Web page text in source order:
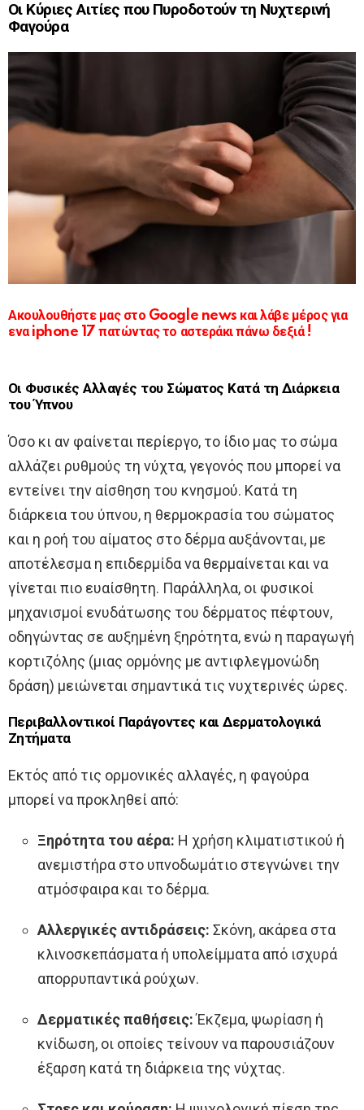
Οι Κύριες Αιτίες που Πυροδοτούν τη Νυχτερινή
Φαγούρα
Ακουλουθήστε μας στο Google news και λάβε μέρος για
ενα iphone 17 πατώντας το αστεράκι πάνω δεξιά !
Οι Φυσικές Αλλαγές του Σώματος Κατά τη Διάρκεια
του Ύπνου
Όσο κι αν φαίνεται περίεργο, το ίδιο μας το σώμα
αλλάζει ρυθμούς τη νύχτα, γεγονός που μπορεί να
εντείνει την αίσθηση του κνησμού. Κατά τη
διάρκεια του ύπνου, η θερμοκρασία του σώματος
και η ροή του αίματος στο δέρμα αυξάνονται, με
αποτέλεσμα η επιδερμίδα να θερμαίνεται και να
γίνεται πιο ευαίσθητη. Παράλληλα, οι φυσικοί
μηχανισμοί ενυδάτωσης του δέρματος πέφτουν,
οδηγώντας σε αυξημένη ξηρότητα, ενώ η παραγωγή
κορτιζόλης (μιας ορμόνης με αντιφλεγμονώδη
δράση) μειώνεται σημαντικά τις νυχτερινές ώρες.
Περιβαλλοντικοί Παράγοντες και Δερματολογικά
Ζητήματα
Εκτός από τις ορμονικές αλλαγές, η φαγούρα
μπορεί να προκληθεί από:
Ξηρότητα του αέρα: Η χρήση κλιματιστικού ή
ανεμιστήρα στο υπνοδωμάτιο στεγνώνει την
ατμόσφαιρα και το δέρμα.
Αλλεργικές αντιδράσεις: Σκόνη, ακάρεα στα
κλινοσκεπάσματα ή υπολείμματα από ισχυρά
απορρυπαντικά ρούχων.
Δερματικές παθήσεις:Έκζεμα, ψωρίαση ή
κνίδωση, οι οποίες τείνουν να παρουσιάζουν
έξαρση κατά τη διάρκεια της νύχτας.